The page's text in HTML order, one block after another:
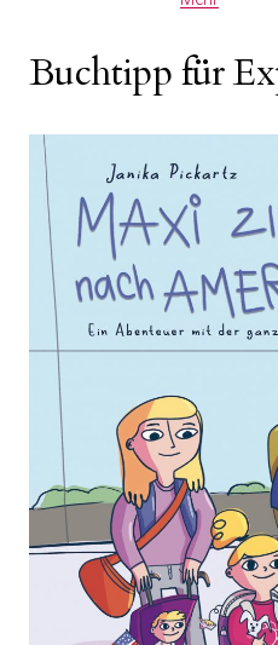
Buchtipp für